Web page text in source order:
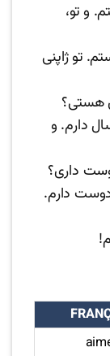
و تو،
تو ژاپنی
هستی؟
نه، من سوئیسی‌ام. من ۲۵ سال دارم. و
دارم.